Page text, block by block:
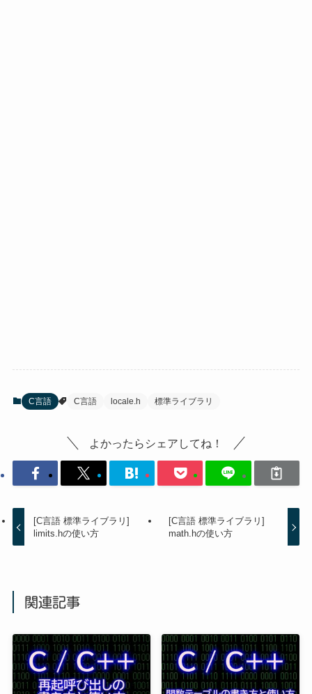
C言語 C言語 locale.h 標準ライブラリ
よかったらシェアしてね！
[C言語 標準ライブラリ]
limits.hの使い方
[C言語 標準ライブラリ]
math.hの使い方
関連記事